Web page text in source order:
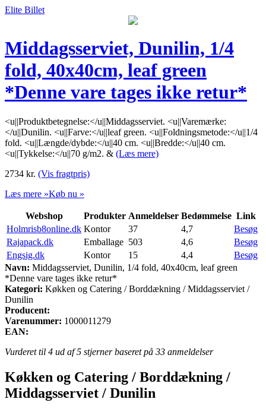
Elite Billet
Middagsserviet, Dunilin, 1/4
fold, 40x40cm, leaf green
*Denne vare tages ikke retur*
<u||Produktbetegnelse:</u||Middagsserviet. <u||Varemærke:
</u||Dunilin. <u||Farve:</u||leaf green. <u||Foldningsmetode:</u||1/4
fold. <u||Længde/dybde:</u||40 cm. <u||Bredde:</u||40 cm.
<u||Tykkelse:</u||70 g/m2. & (Læs mere)
2734 kr. (Vis fragtpris)
Læs mere »Køb nu »
Webshop Produkter Anmeldelser Bedømmelse Link
Holmrisb8online.dk Kontor 37 4,7
Besøg
Rajapack.dk
Emballage 503 4,6
Besøg
Engsig.dk
Kontor 15 4,4
Besøg
Navn: Middagsserviet, Dunilin, 1/4 fold, 40x40cm, leaf green
*Denne vare tages ikke retur*
Kategori: Køkken og Catering / Borddækning / Middagsserviet /
Dunilin
Producent:
Varenummer: 1000011279
EAN:
Vurderet til 4 ud af 5 stjerner baseret på 33 anmeldelser
Køkken og Catering / Borddækning /
Middagsserviet / Dunilin